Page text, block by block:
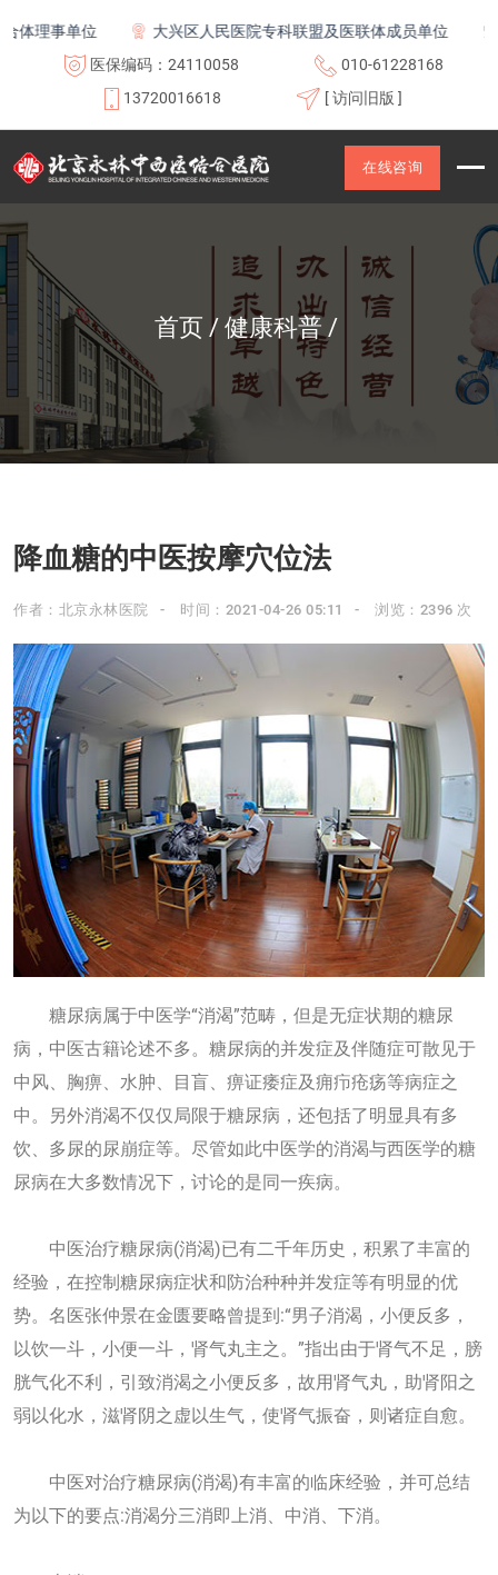
事单位 大兴区人民医院专科联盟及医联体成员单位
首
医保编码：24110058
010-61228168
13720016618
[ 访问旧版 ]
在线咨询
首页 健康科普
降血糖的中医按摩穴位法
作者：北京永林医院 时间：2021-04-26 05:11 浏览：2396 次
糖尿病属于中医学“消渴”范畴，但是无症状期的糖尿
病，中医古籍论述不多。糖尿病的并发症及伴随症可散见于
中风、胸痹、水肿、目盲、痹证痿症及痈疖疮疡等病症之
中。另外消渴不仅仅局限于糖尿病，还包括了明显具有多
饮、多尿的尿崩症等。尽管如此中医学的消渴与西医学的糖
尿病在大多数情况下，讨论的是同一疾病。
中医治疗糖尿病(消渴)已有二千年历史，积累了丰富的
经验，在控制糖尿病症状和防治种种并发症等有明显的优
势。名医张仲景在金匮要略曾提到:“男子消渴，小便反多，
以饮一斗，小便一斗，肾气丸主之。”指出由于肾气不足，膀
胱气化不利，引致消渴之小便反多，故用肾气丸，助肾阳之
弱以化水，滋肾阴之虚以生气，使肾气振奋，则诸症自愈。
中医对治疗糖尿病(消渴)有丰富的临床经验，并可总结
为以下的要点:消渴分三消即上消、中消、下消。